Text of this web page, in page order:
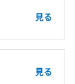
見る
見る